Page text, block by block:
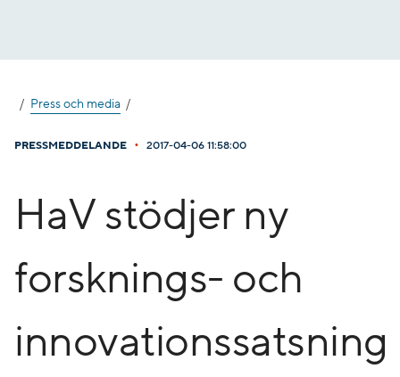
Press och media
PRESSMEDDELANDE • 2017-04-06 11:58:00
HaV stödjer ny
forsknings- och
innovationssatsning